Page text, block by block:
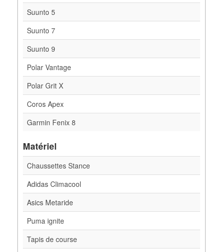
Suunto 5
Suunto 7
Suunto 9
Polar Vantage
Polar Grit X
Coros Apex
Garmin Fenix 8
Matériel
Chaussettes Stance
Adidas Climacool
Asics Metaride
Puma ignite
Tapis de course